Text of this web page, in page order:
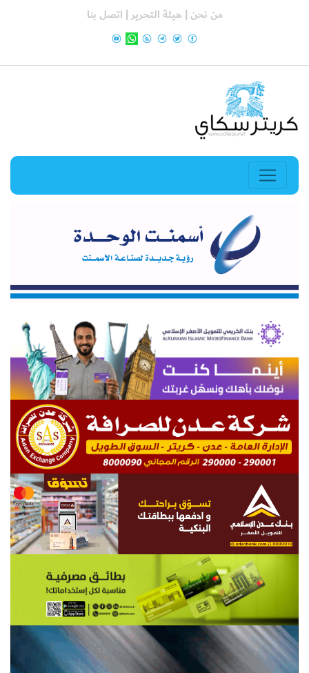
من نحن | هيئة التحرير | اتصل بنا